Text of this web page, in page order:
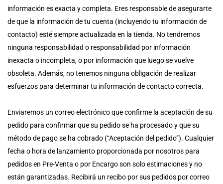
información es exacta y completa. Eres responsable de asegurarte
de que la información de tu cuenta (incluyendo tu información de
contacto) esté siempre actualizada en la tienda. No tendremos
ninguna responsabilidad o responsabilidad por información
inexacta o incompleta, o por información que luego se vuelve
obsoleta. Además, no tenemos ninguna obligación de realizar
esfuerzos para determinar tu información de contacto correcta.
Enviaremos un correo electrónico que confirme la aceptación de su
pedido para confirmar que su pedido se ha procesado y que su
método de pago se ha cobrado (“Aceptación del pedido”). Cualquier
fecha o hora de lanzamiento proporcionada por nosotros para
pedidos en Pre-Venta o por Encargo son solo estimaciones y no
están garantizadas. Recibirá un recibo por sus pedidos por correo